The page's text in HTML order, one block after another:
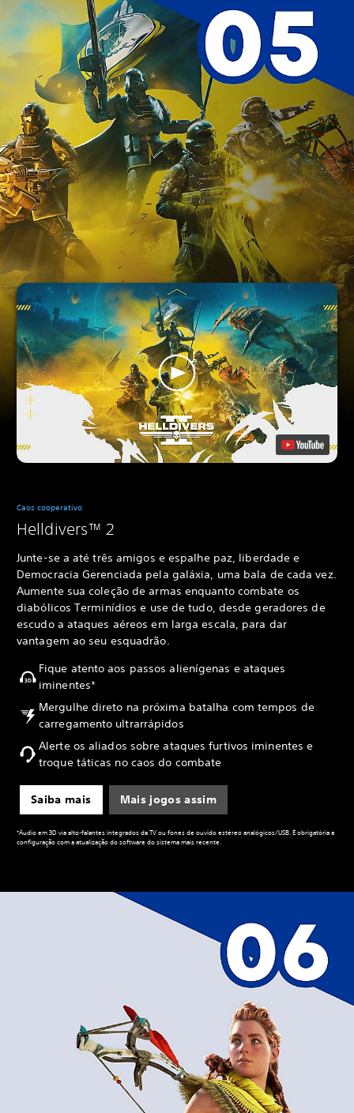
Caos cooperativo
Helldivers™ 2
Junte-se a até três amigos e espalhe paz, liberdade e
Democracia Gerenciada pela galáxia, uma bala de cada vez.
Aumente sua coleção de armas enquanto combate os
diabólicos Terminídios e use de tudo, desde geradores de
escudo a ataques aéreos em larga escala, para dar
vantagem ao seu esquadrão.
Fique atento aos passos alienígenas e ataques
iminentes*
Mergulhe direto na próxima batalha com tempos de
carregamento ultrarrápidos
Alerte os aliados sobre ataques furtivos iminentes e
troque táticas no caos do combate
Saiba mais Mais jogos assim
*Áudio em 3D via alto-falantes integrados da TV ou fones de ouvido estéreo analógicos/USB. É obrigatória a
configuração com a atualização do software do sistema mais recente.